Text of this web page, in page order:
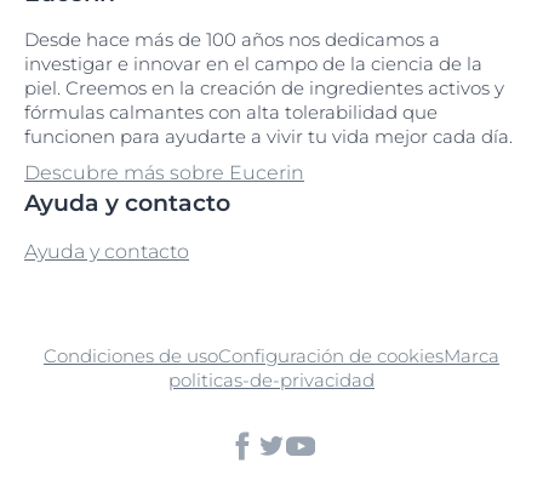
Desde hace más de 100 años nos dedicamos a
investigar e innovar en el campo de la ciencia de la
piel. Creemos en la creación de ingredientes activos y
fórmulas calmantes con alta tolerabilidad que
funcionen para ayudarte a vivir tu vida mejor cada día.
Descubre más sobre Eucerin
Ayuda y contacto
Ayuda y contacto
Condiciones de usoConfiguración de cookiesMarca
politicas-de-privacidad